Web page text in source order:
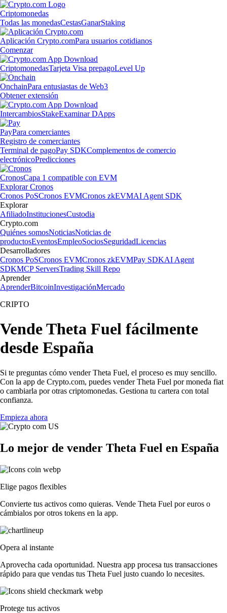
Criptomonedas
Todas las monedasCestasGanarStaking
Aplicación Crypto.comPara usuarios cotidianos
Comenzar
CriptomonedasTarjeta Visa prepagoLevel Up
OnchainPara entusiastas de Web3
Obtener extensión
IntercambiosStakeExaminar DApps
PayPara comerciantes
Registro de comerciantes
Terminal de pagoPay SDKComplementos de comercio
electrónicoPredicciones
CronosCapa 1 compatible con EVM
Explorar Cronos
Cronos PoSCronos EVMCronos zkEVMAI Agent SDK
Explorar
AfiliadoInstitucionesCustodia
Crypto.com
Quiénes somosNoticiasNoticias de
productosEventosEmpleoSociosSeguridadLicencias
Desarrolladores
Cronos PoSCronos EVMCronos zkEVMPay SDKAI Agent
SDKMCP ServersTrading Skill Repo
Aprender
AprenderBitcoinInvestigaciónMercado
CRIPTO
Vende Theta Fuel fácilmente
desde España
Si te preguntas cómo vender Theta Fuel, el proceso es muy sencillo.
Con la app de Crypto.com, puedes vender Theta Fuel por moneda fiat
o cambiarla por otras criptomonedas. Gestiona tu cartera con total
confianza.
Empieza ahora
Lo mejor de vender Theta Fuel en España
Elige pagos flexibles
Convierte tus activos como quieras. Vende Theta Fuel por euros o
cámbialos por otros tokens en la app.
Opera al instante
Aprovecha cada oportunidad. Nuestra app procesa tus transacciones
rápido para que vendas tus Theta Fuel justo cuando lo necesites.
Protege tus activos